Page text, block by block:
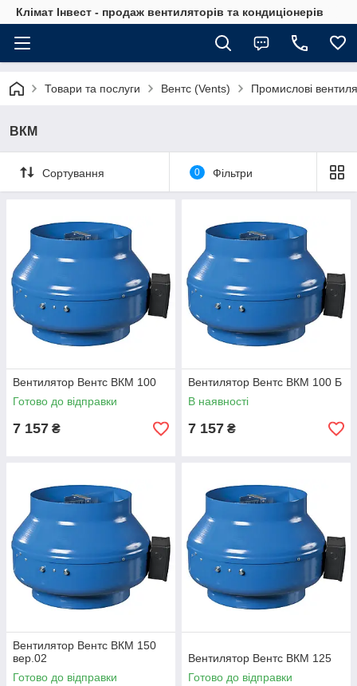
Клімат Інвест - продаж вентиляторів та кондиціонерів
Товари та послуги Вентс (Vents) Промислові
ВКМ
Сортування 0 Фільтри
Вентилятор Вентс ВКМ 100
Готово до відправки
7 157 ₴
Вентилятор Вентс ВКМ 100 Б
В наявності
7 157 ₴
Вентилятор Вентс ВКМ 150
вер.02
Готово до відправки
Вентилятор Вентс ВКМ 125
Готово до відправки